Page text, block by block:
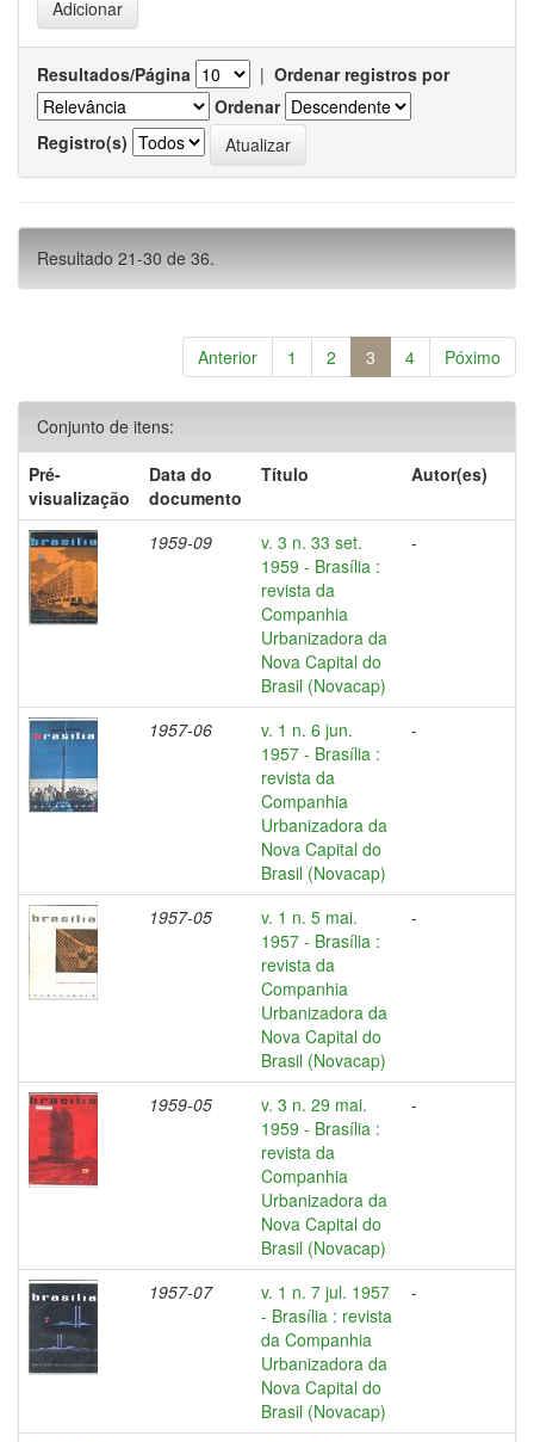
Resultados/Página | Ordenar registros por
Ordenar
Registro(s)
Resultado 21-30 de 36.
Anterior 1 2 3 4 Póximo
Conjunto de itens:
Pré-
visualização
Data do
documento
Título Autor(es)
1959-09
v. 3 n. 33 set.
1959 - Brasília :
revista da
Companhia
Urbanizadora da
Nova Capital do
Brasil (Novacap)
-
1957-06
v. 1 n. 6 jun.
1957 - Brasília :
revista da
Companhia
Urbanizadora da
Nova Capital do
Brasil (Novacap)
-
1957-05
v. 1 n. 5 mai.
1957 - Brasília :
revista da
Companhia
Urbanizadora da
Nova Capital do
Brasil (Novacap)
-
1959-05
v. 3 n. 29 mai.
1959 - Brasília :
revista da
Companhia
Urbanizadora da
Nova Capital do
Brasil (Novacap)
-
1957-07
v. 1 n. 7 jul. 1957
- Brasília : revista
da Companhia
Urbanizadora da
Nova Capital do
Brasil (Novacap)
-